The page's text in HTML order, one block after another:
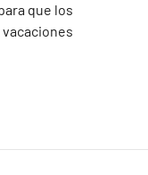
que los